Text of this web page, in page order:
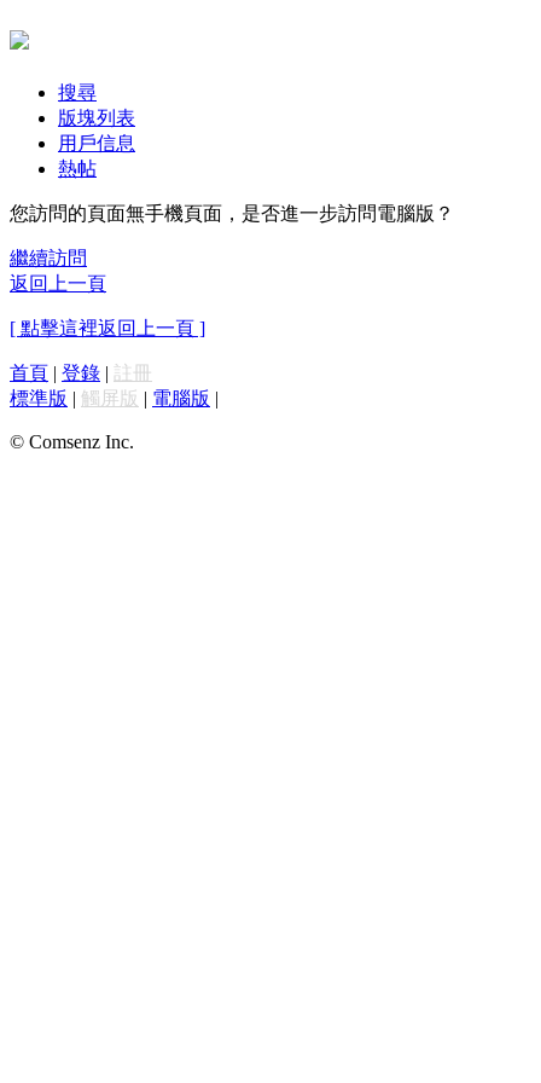
搜尋
版塊列表
用戶信息
熱帖
您訪問的頁面無手機頁面，是否進一步訪問電腦版？
繼續訪問
返回上一頁
[ 點擊這裡返回上一頁 ]
首頁 | 登錄 | 註冊
標準版 | 觸屏版 | 電腦版 |
© Comsenz Inc.